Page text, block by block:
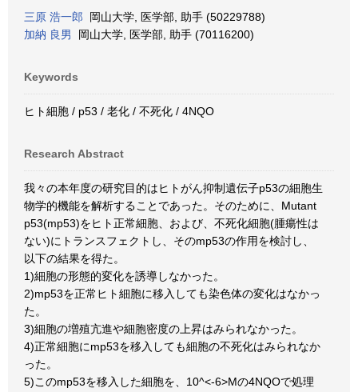
三原 浩一郎 岡山大学, 医学部, 助手 (50229788)
加納 良男
岡山大学, 医学部, 助手 (70116200)
Keywords
ヒト細胞 / p53 / 老化 / 不死化 / 4NQO
Research Abstract
我々の本年度の研究目的はヒトがん抑制遺伝子p53の細胞生
物学的機能を解析することであった。そのために、Mutant
p53(mp53)をヒト正常細胞、および、不死化細胞(腫瘍性は
ない)にトランスフェクトし、そのmp53の作用を検討し、
以下の結果を得た。
1)細胞の形態的変化を誘導しなかった。
2)mp53を正常ヒト細胞に移入しても染色体の変化はなかっ
た。
3)細胞の増殖亢進や細胞密度の上昇はみられなかった。
4)正常細胞にmp53を移入しても細胞の不死化はみられなか
った。
5)このmp53を移入した細胞を、10^<-6>Mの4NQOで処理